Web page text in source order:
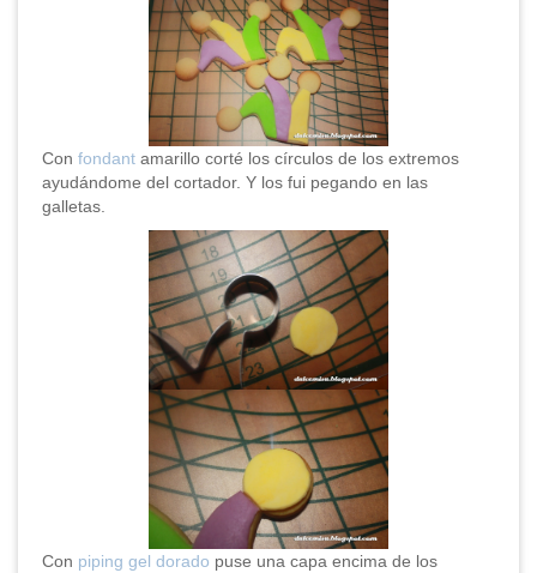
Con fondant amarillo corté los círculos de los extremos
ayudándome del cortador. Y los fui pegando en las
galletas.
Con piping gel dorado puse una capa encima de los